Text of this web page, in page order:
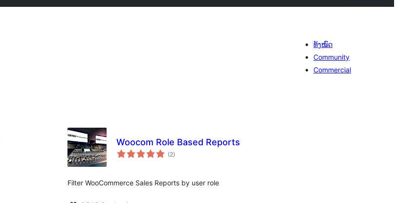
ທັງໝົດ
Community
Commercial
Woocom Role Based Reports
(2ຄະແນນ
ທັງໝົດ
)
Filter WooCommerce Sales Reports by user role